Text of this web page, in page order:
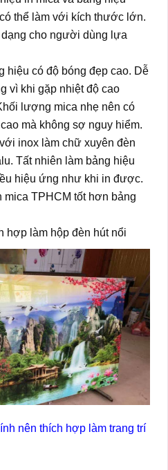
thể làm với kích thước lớn.
dạng cho người dùng lựa
hiệu có độ bóng đẹp cao. Dễ
vì khi gặp nhiệt độ cao
lượng mica nhẹ nên có
mà không sợ nguy hiểm.
inox làm chữ xuyên đèn
Tất nhiên làm bảng hiệu
hiệu ứng như khi in được.
mica TPHCM tốt hơn bảng
hợp làm hộp đèn hút nổi
nên thích hợp làm trang trí